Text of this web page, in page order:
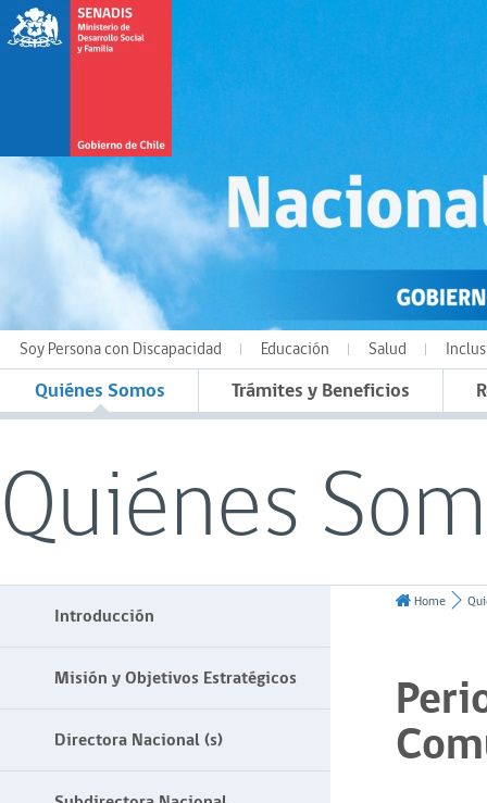
Soy Persona con Discapacidad Educación Salud
Quiénes Somos Trámites y Beneficios
Quiénes
Introducción
Misión y Objetivos Estratégicos
Directora Nacional (s)
Home